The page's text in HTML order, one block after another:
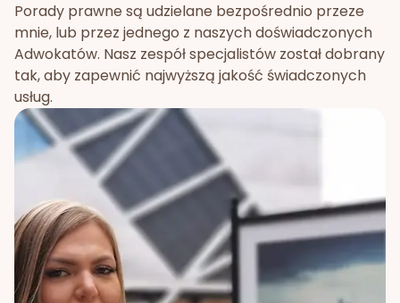
Porady prawne są udzielane bezpośrednio przeze
mnie, lub przez jednego z naszych doświadczonych
Adwokatów. Nasz zespół specjalistów został dobrany
tak, aby zapewnić najwyższą jakość świadczonych
usług.